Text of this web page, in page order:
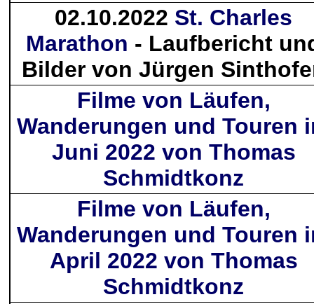
02.10.2022 St. Charles
Marathon - Laufbericht
Bilder von Jürgen
Filme von Läufen,
Wanderungen und Touren
Juni 2022 von Thomas
Schmidtkonz
Filme von Läufen,
Wanderungen und Touren
April 2022 von Thomas
Schmidtkonz